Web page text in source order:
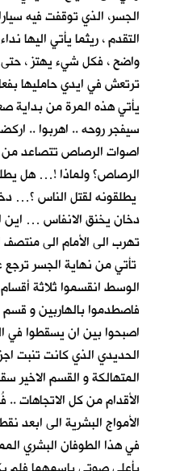
الجسر، الذي توقفت فيه
التقدم ، ريثما يأتي اليها
واضح ، فكل شيء يهتز ، حتى
ترتعش في ايدي حامليها
يأتي هذه المرة من بداية
سيفجر روحه .. اهربوا ..
اصوات الرصاص تتصاعد
الرصاص؟ ولماذا !… هل
يطلقونه لقتل الناس ؟…
دخان يخنق الانفاس … اين
تهرب الى الأمام الى
تأتي من نهاية الجسر
الوسط انقسموا ثلاثة
فاصطدموا بالهاربين و
اصبحوا بين ان يسقطوا في
الحديدي الذي كانت تنبت
المتهالكة و القسم الاخير
الأقدام من كل الاتجاهات
الأمواج البشرية الى ابعد
في هذا الطوفان البشري